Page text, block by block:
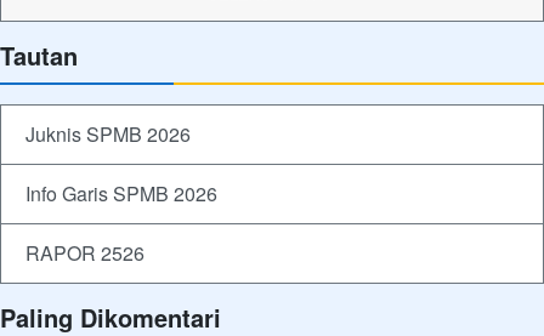
Tautan
Juknis SPMB 2026
Info Garis SPMB 2026
RAPOR 2526
Paling Dikomentari